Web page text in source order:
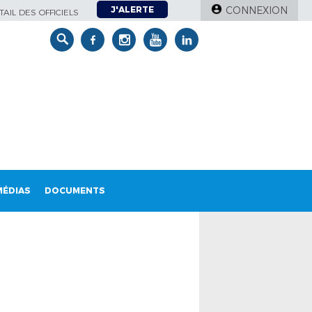
DES OFFICIELS J'ALERTE CONNEXION
DOCUMENTS